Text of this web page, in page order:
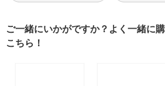
ご一緒にいかがですか？よく一緒に
こちら！